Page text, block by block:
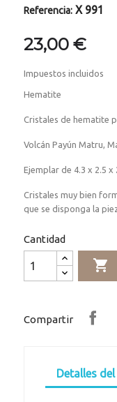
Referencia: X 991
23,00 €
Impuestos incluidos
Hematite
Cristales de hematite
Volcán Payún Matru,
Ejemplar de 4.3 x 2.5 x
Cristales muy bien
que se disponga la
Cantidad

Compartir
Detalles